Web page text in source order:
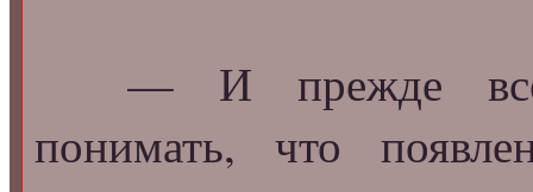
— И прежде
понимать, что